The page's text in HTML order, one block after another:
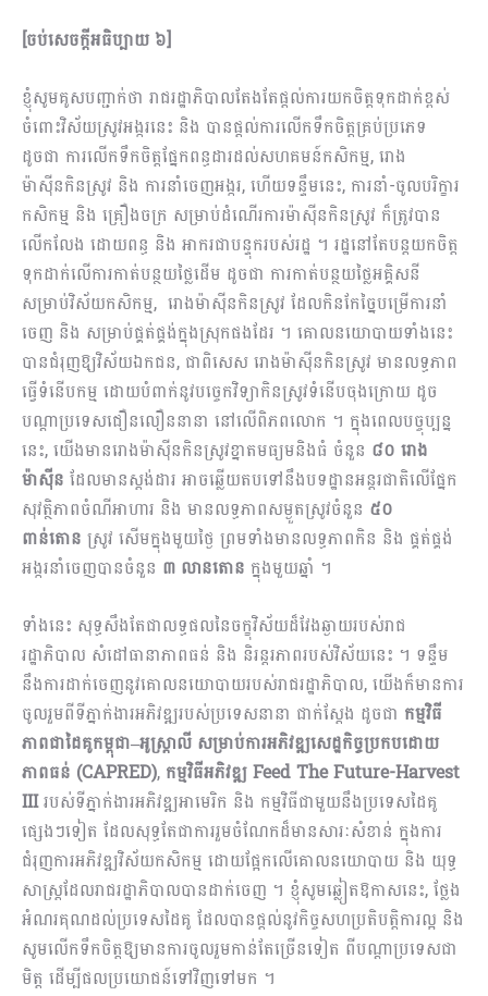
[ចប់សេចក្តីអធិប្បាយ ៦]
ខ្ញុំ​សូមគូសបញ្ជាក់ថា រាជរដ្ឋាភិបាលតែងតែផ្តល់ការ​យកចិត្តទុកដាក់ខ្ពស់
ចំពោះ​វិស័យស្រូវអង្ករនេះ និង បានផ្តល់​ការ​លើកទឹកចិត្តគ្រប់ប្រភេទ
ដូចជា ការលើកទឹកចិត្តផ្នែកពន្ធដារដល់សហគមន៍កសិកម្ម, រោង
ម៉ាស៊ីនកិនស្រូវ និង ការនាំចេញអង្ករ, ហើយទន្ទឹមនេះ, ការនាំ-ចូលបរិក្ខារ
កសិកម្ម និង គ្រឿងចក្រ សម្រាប់ដំណើរការម៉ាស៊ីនកិនស្រូវ ក៏​ត្រូវបាន
លើកលែង ដោយពន្ធ និង អាករជាបន្ទុករបស់រដ្ឋ ។ រដ្ឋនៅតែបន្តយកចិត្ត
ទុកដាក់លើការកាត់បន្ថយថ្លៃដើម ដូចជា ការកាត់បន្ថយថ្លៃអគ្គិសនី
សម្រាប់វិស័យកសិកម្ម, រោងម៉ាស៊ីនកិនស្រូវ ដែលកិនកែច្នៃបម្រើការនាំ
ចេញ និង សម្រាប់ផ្គត់ផ្គង់ក្នុងស្រុកផងដែរ ។ គោលនយោបាយទាំងនេះ
បានជំរុញឱ្យវិស័យឯកជន, ជាពិសេស រោងម៉ាស៊ីនកិនស្រូវ មានលទ្ធភាព
ធ្វើទំនើបកម្ម ដោយបំពាក់នូវបច្ចេកវិទ្យាកិនស្រូវទំនើប​ចុងក្រោយ ដូច
បណ្តាប្រទេសជឿនលឿន​នានា នៅលើពិភពលោក ។ ក្នុងពេល​បច្ចុប្បន្ន
នេះ, យើងមាន​​រោងម៉ាស៊ីនកិនស្រូវខ្នាតមធ្យមនិងធំ ចំនួន ៨០ រោង
ម៉ាស៊ីន ដែលមានស្តង់ដារ អាចឆ្លើយតបទៅនឹងបទដ្ឋានអន្តរជាតិលើផ្នែក
សុវត្ថិភាពចំណីអាហារ និង មានលទ្ធភាពសម្ងួតស្រូវចំនួន ៥០
ពាន់តោន ស្រូវ សើមក្នុងមួយថ្ងៃ ព្រមទាំងមានលទ្ធភាពកិន និង ផ្គត់ផ្គង់
អង្ករនាំចេញបានចំនួន ៣ លានតោន ក្នុងមួយឆ្នាំ ។
ទាំងនេះ សុទ្ធសឹងតែជាលទ្ធផល​នៃ​ចក្ខុវិស័យដ៏​វែងឆ្ងាយរបស់រាជ
រដ្ឋាភិបាល សំដៅធានា​​ភាពធន់ និង និរន្តរភាពរបស់វិស័យនេះ ។ ទន្ទឹម
នឹងការដាក់ចេញនូវគោលនយោបាយរបស់រាជរដ្ឋាភិបាល, យើង​ក៏មានការ
ចូលរួមពីទីភ្នាក់ងារអភិវឌ្ឍរបស់ប្រទេសនានា ជាក់ស្តែង ​ដូចជា កម្មវិធី
ភាពជាដៃគូកម្ពុជា–អូស្ត្រាលី សម្រាប់ការអភិវឌ្ឍសេដ្ឋកិច្ចប្រកបដោយ
ភាពធន់ (CAPRED), កម្មវិធីអភិវឌ្ឍFeed The Future-Harvest
IIIរបស់ទីភ្នាក់ងារអភិវឌ្ឍអាមេរិក និង កម្មវិធី​ជាមួយនឹងប្រទេសដៃគូ
ផ្សេងៗទៀត ដែលសុទ្ធតែ​ជា​ការរួមចំណែក​ដ៏មានសារៈសំខាន់ ក្នុងការ
ជំរុញ​ការអភិវឌ្ឍវិស័យ​កសិកម្ម ដោយផ្អែកលើ​គោលនយោបាយ និង យុទ្ធ
សាស្ត្រ​ដែល​រាជរដ្ឋាភិបាលបាន​ដាក់ចេញ ។ ខ្ញុំ​សូមឆ្លៀតឱកាសនេះ, ថ្លែង
អំណរគុណដល់ប្រទេសដៃគូ ដែល​បាន​ផ្តល់នូវកិច្ចសហប្រតិបត្តិការល្អ និង
សូមលើកទឹកចិត្ត​ឱ្យ​មានការ​ចូលរួម​កាន់តែ​ច្រើន​ទៀត ពីបណ្តាប្រទេសជា
មិត្ត ដើម្បី​ផលប្រយោជន៍ទៅវិញទៅមក ។